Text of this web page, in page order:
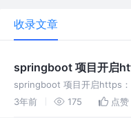
收录文章
springboot 项目开启
springboot 项目开启https：
试可以使用jdk生成自签证书。
3年前 175 点赞